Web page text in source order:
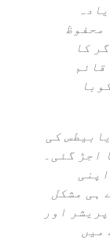
محفوظ
کا
قائم
ذیابیطس کی
اجڑ گئی۔
ہی مشکل
اور
میں